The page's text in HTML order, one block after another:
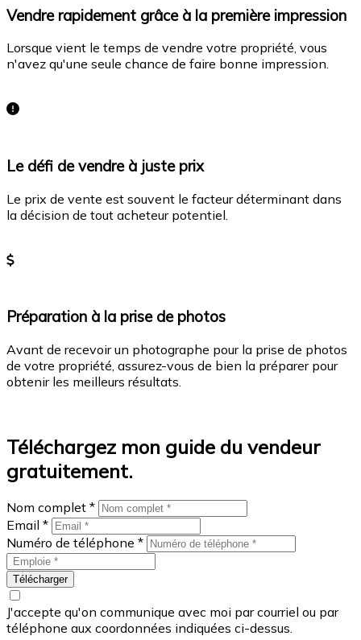
Vendre rapidement grâce à la première impression
Lorsque vient le temps de vendre votre propriété, vous
n'avez qu'une seule chance de faire bonne impression.
Le défi de vendre à juste prix
Le prix de vente est souvent le facteur déterminant dans
la décision de tout acheteur potentiel.
Préparation à la prise de photos
Avant de recevoir un photographe pour la prise de photos
de votre propriété, assurez-vous de bien la préparer pour
obtenir les meilleurs résultats.
Téléchargez mon guide du vendeur
gratuitement.
Nom complet *
Email *
Numéro de téléphone *
Télécharger
J'accepte qu'on communique avec moi par courriel ou par
téléphone aux coordonnées indiquées ci-dessus.